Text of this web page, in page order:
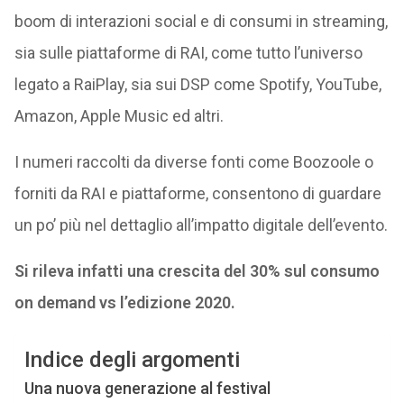
boom di interazioni social e di consumi in streaming,
sia sulle piattaforme di RAI, come tutto l’universo
legato a RaiPlay, sia sui DSP come Spotify, YouTube,
Amazon, Apple Music ed altri.
I numeri raccolti da diverse fonti come Boozoole o
forniti da RAI e piattaforme, consentono di guardare
un po’ più nel dettaglio all’impatto digitale dell’evento.
Si rileva infatti una crescita del 30% sul consumo
on demand vs l’edizione 2020.
Indice degli argomenti
Una nuova generazione al festival